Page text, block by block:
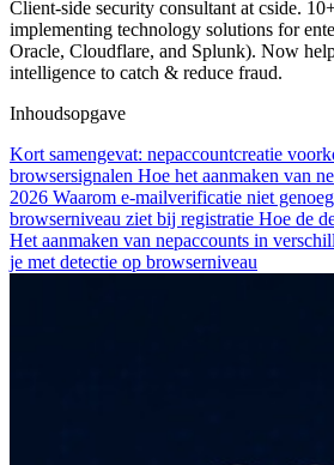
Client-side security consultant at cside.
implementing technology solutions for
Oracle, Cloudflare, and Splunk). Now
intelligence to catch & reduce fraud.
Inhoudsopgave
Kort samengevat: nepaccountcreatie
browsersignalen Hoe het aanmaken van
2026 Waarom e-mailverificatie niet
browserniveau ziet bij registratie Hoe de
Het aanmaken van nepaccounts in
je met detectie op browserniveau